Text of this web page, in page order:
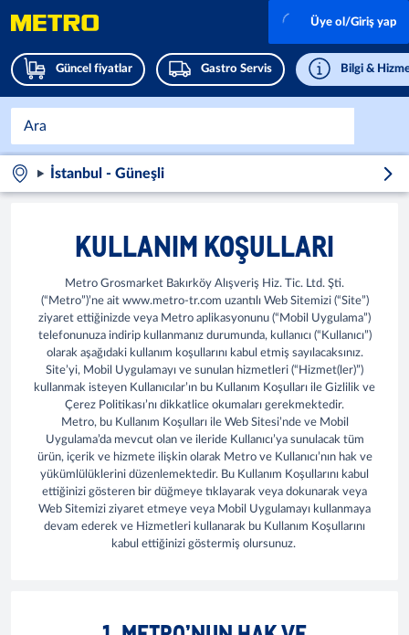
Güncel fiyatlar Gastro Servis Bilgi &
Üye ol/Giriş yap
İstanbul - Güneşli
KULLANIM KOŞULLARI
Metro Grosmarket Bakırköy Alışveriş Hiz. Tic. Ltd. Şti.
(“Metro”)’ne ait www.metro-tr.com uzantılı Web Sitemizi (“Site”)
ziyaret ettiğinizde veya Metro aplikasyonunu (“Mobil Uygulama”)
telefonunuza indirip kullanmanız durumunda, kullanıcı (“Kullanıcı”)
olarak aşağıdaki kullanım koşullarını kabul etmiş sayılacaksınız.
Site’yi, Mobil Uygulamayı ve sunulan hizmetleri (“Hizmet(ler)”)
kullanmak isteyen Kullanıcılar’ın bu Kullanım Koşulları ile Gizlilik ve
Çerez Politikası’nı dikkatlice okumaları gerekmektedir.
Metro, bu Kullanım Koşulları ile Web Sitesi’nde ve Mobil
Uygulama’da mevcut olan ve ileride Kullanıcı’ya sunulacak tüm
ürün, içerik ve hizmete ilişkin olarak Metro ve Kullanıcı’nın hak ve
yükümlülüklerini düzenlemektedir. Bu Kullanım Koşullarını kabul
ettiğinizi gösteren bir düğmeye tıklayarak veya dokunarak veya
Web Sitemizi ziyaret etmeye veya Mobil Uygulamayı kullanmaya
devam ederek ve Hizmetleri kullanarak bu Kullanım Koşullarını
kabul ettiğinizi göstermiş olursunuz.